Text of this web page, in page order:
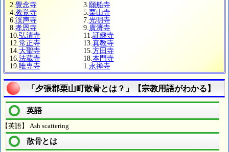
2. 覺念寺 3. 願船寺
4. 教覚寺 5. 栗山寺
6. 渓声寺 7. 光明寺
8. 孝恩寺 9. 廣濟寺
10. 弘清寺 11. 証継寺
12. 常正寺 13. 真教寺
14. 大聖寺 15. 方田寺
16. 法蔵寺 18. 本門寺
19. 唯専寺 1. 永禅寺
「夕張郡栗山町散骨とは？」【宗教用語がわかる】
英語
【英語】 Ash scattering
散骨とは